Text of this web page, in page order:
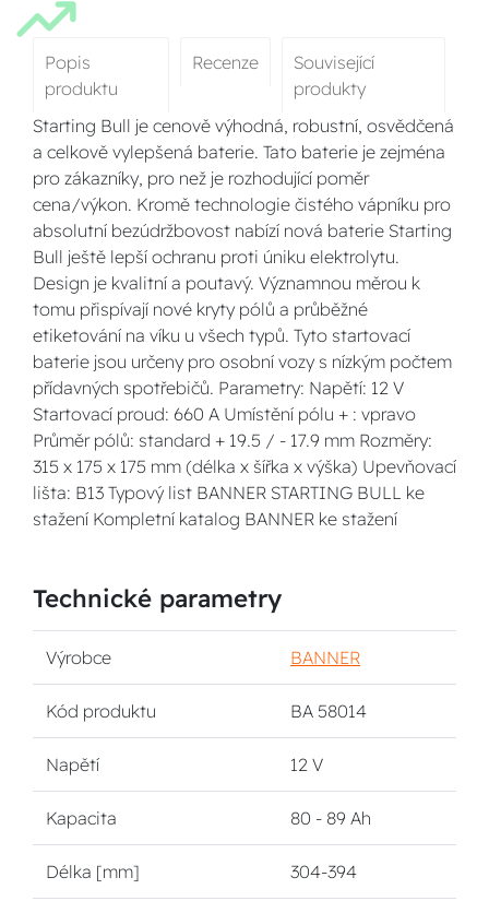
Popis
produktu
Recenze
Související
produkty
Starting Bull je cenově výhodná, robustní, osvědčená
a celkově vylepšená baterie. Tato baterie je zejména
pro zákazníky, pro než je rozhodující poměr
cena/výkon. Kromě technologie čistého vápníku pro
absolutní bezúdržbovost nabízí nová baterie Starting
Bull ještě lepší ochranu proti úniku elektrolytu.
Design je kvalitní a poutavý. Významnou měrou k
tomu přispívají nové kryty pólů a průběžné
etiketování na víku u všech typů. Tyto startovací
baterie jsou určeny pro osobní vozy s nízkým počtem
přídavných spotřebičů. Parametry: Napětí: 12 V
Startovací proud: 660 A Umístění pólu + : vpravo
Průměr pólů: standard + 19.5 / - 17.9 mm Rozměry:
315 x 175 x 175 mm (délka x šířka x výška) Upevňovací
lišta: B13 Typový list BANNER STARTING BULL ke
stažení Kompletní katalog BANNER ke stažení
Technické parametry
Výrobce BANNER
Kód produktu BA 58014
Napětí 12 V
Kapacita 80 - 89 Ah
Délka [mm] 304-394